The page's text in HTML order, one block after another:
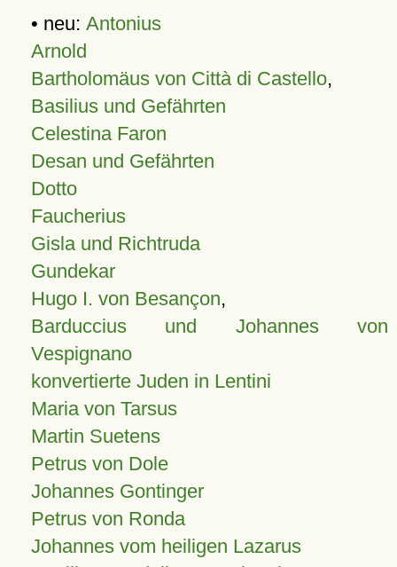
• neu: Antonius
Arnold
Bartholomäus von Città di Castello,
Basilius und Gefährten
Celestina Faron
Desan und Gefährten
Dotto
Faucherius
Gisla und Richtruda
Gundekar
Hugo I. von Besançon,
Barduccius und Johannes von
Vespignano
konvertierte Juden in Lentini
Maria von Tarsus
Martin Suetens
Petrus von Dole
Johannes Gontinger
Petrus von Ronda
Johannes vom heiligen Lazarus